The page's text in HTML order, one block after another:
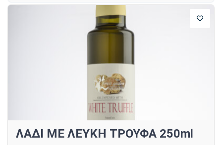
ΛΑΔΙ ΜΕ ΛΕΥΚΗ ΤΡΟΥΦΑ 250ml